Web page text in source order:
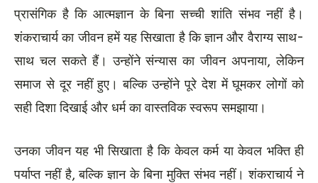
प्रासंगिक है कि आत्मज्ञान के बिना सच्ची शांति संभव नहीं है।
शंकराचार्य का जीवन हमें यह सिखाता है कि ज्ञान और वैराग्य साथ-
साथ चल सकते हैं। उन्होंने संन्यास का जीवन अपनाया, लेकिन
समाज से दूर नहीं हुए। बल्कि उन्होंने पूरे देश में घूमकर लोगों को
सही दिशा दिखाई और धर्म का वास्तविक स्वरूप समझाया।
उनका जीवन यह भी सिखाता है कि केवल कर्म या केवल भक्ति ही
पर्याप्त नहीं है, बल्कि ज्ञान के बिना मुक्ति संभव नहीं। शंकराचार्य ने